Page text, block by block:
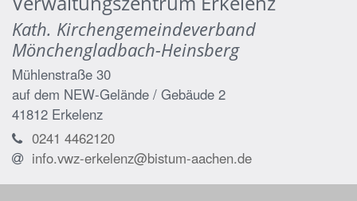
Kath. Kirchengemeindeverband
Mönchengladbach-Heinsberg
Mühlenstraße 30
auf dem NEW-Gelände / Gebäude 2
41812 Erkelenz
0241 4462120
info.vwz-erkelenz@bistum-aachen.de